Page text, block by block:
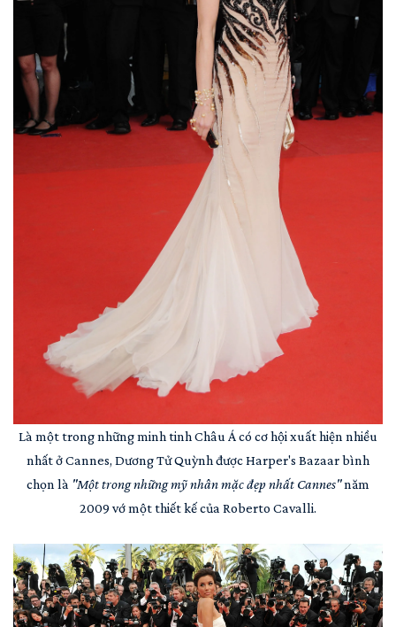
Là một trong những minh tinh Châu Á có cơ hội xuất hiện nhiều
nhất ở Cannes, Dương Tử Quỳnh được Harper's Bazaar bình
chọn là "Một trong những mỹ nhân mặc đẹp nhất Cannes"năm
2009 vớ một thiết kế của Roberto Cavalli.